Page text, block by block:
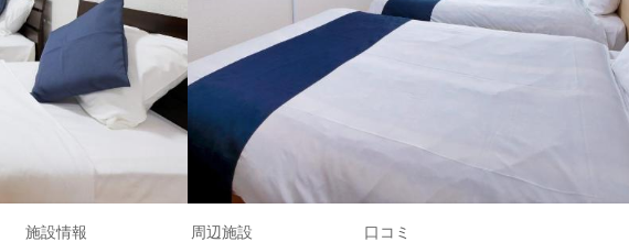
施設情報 周辺施設 口コミ